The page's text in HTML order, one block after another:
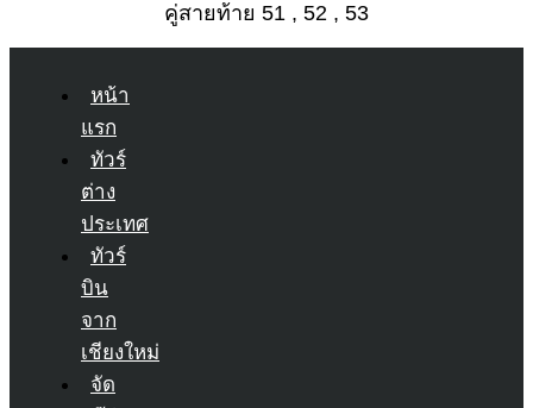
คู่สายท้าย 51 , 52 , 53
หน้า
แรก
ทัวร์
ต่าง
ประเทศ
ทัวร์
บิน
จาก
เชียงใหม่
จัด